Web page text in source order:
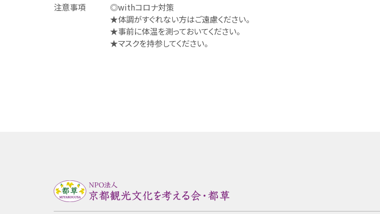
注意事項 ◎withコロナ対策
★体調がすぐれない方はご遠慮ください。
★事前に体温を測っておいてください。
★マスクを持参してください。